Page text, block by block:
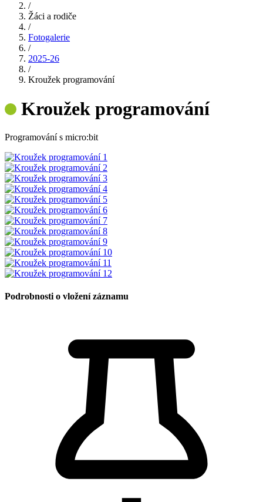
/
Žáci a rodiče
/
Fotogalerie
/
2025-26
/
Kroužek programování
Kroužek programování
Programování s micro:bit
Podrobnosti o vložení záznamu